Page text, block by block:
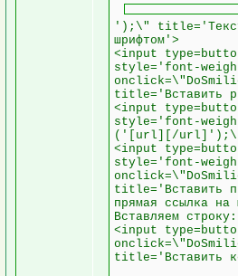
');\" title='Текст
шрифтом'>
<input
style='font-
title='Вставить
<input
style='font-
('[url][/url]');\"
<input
style='font-
title='Вставить
прямая ссылка на
Вставляем строку:
<input
title='Вставить